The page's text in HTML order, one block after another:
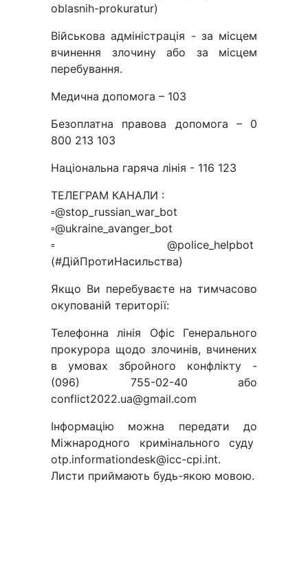
oblasnih-prokuratur)
Військова адміністрація - за місцем
вчинення злочину або за місцем
перебування.
Медична допомога – 103
Безоплатна правова допомога – 0
800 213 103
Національна гаряча лінія - 116 123
ТЕЛЕГРАМ КАНАЛИ :
▫️@stop_russian_war_bot
▫️@ukraine_avanger_bot
▫️@police_helpbot
(#ДійПротиНасильства)
Якщо Ви перебуваєте на тимчасово
окупованій території:
Телефонна лінія Офіс Генерального
прокурора щодо злочинів, вчинених
в умовах збройного конфлікту -
(096) 755-02-40 або
conflict2022.ua@gmail.com
Інформацію можна передати до
Міжнародного кримінального суду
otp.informationdesk@icc-cpi.int.
Листи приймають будь-якою мовою.